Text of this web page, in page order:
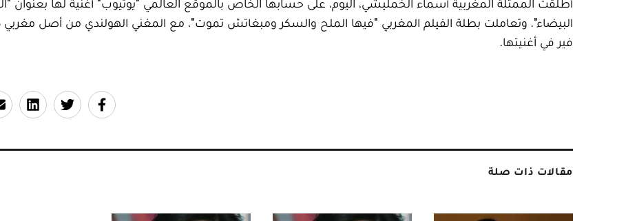
البيضاء". وتعاملت بطلة الفيلم المغربي "فيها الملح والسكر ومبغاتش تموت"، مع المغني الهولندي من أصل مغربي
فير في أغنيتها.
مقالات ذات صلة